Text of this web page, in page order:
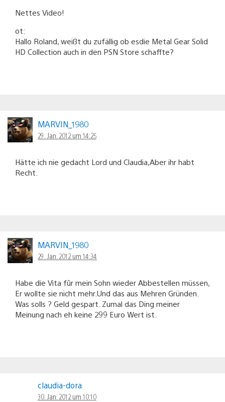
Nettes Video!
ot:
Hallo Roland, weißt du zufällig ob esdie Metal Gear Solid
HD Collection auch in den PSN Store schaffte?
MARVIN_1980
29. Jan. 2012 um 14:25
Hätte ich nie gedacht Lord und Claudia,Aber ihr habt
Recht.
MARVIN_1980
29. Jan. 2012 um 14:34
Habe die Vita fûr mein Sohn wieder Abbestellen müssen,
Er wollte sie nicht mehr.Und das aus Mehren Gründen.
Was solls ? Geld gespart. Zumal das Ding meiner
Meinung nach eh keine 299 Euro Wert ist.
claudia-dora
30. Jan. 2012 um 10:10